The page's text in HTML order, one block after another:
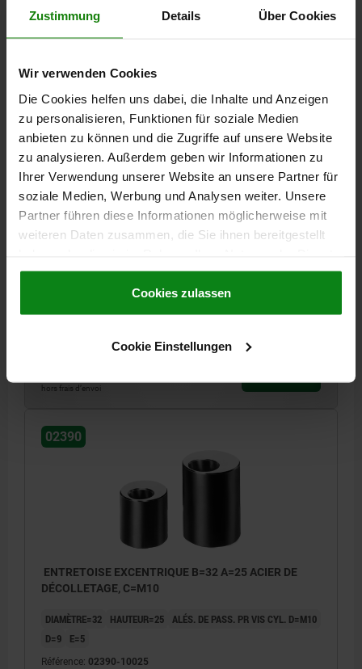
Zustimmung Details Über Cookies
Wir verwenden Cookies
Die Cookies helfen uns dabei, die Inhalte und Anzeigen
zu personalisieren, Funktionen für soziale Medien
anbieten zu können und die Zugriffe auf unsere Website
zu analysieren. Außerdem geben wir Informationen zu
Ihrer Verwendung unserer Website an unsere Partner für
soziale Medien, Werbung und Analysen weiter. Unsere
Partner führen diese Informationen möglicherweise mit
weiteren Daten zusammen, die Sie ihnen bereitgestellt
gesammelt haben.Cookie Richtlinien
Datenschutz|AGB
Cookies zulassen
Cookie Einstellungen
hors TVA
02390
ENTRETOISE EXCENTRIQUE B=32 A=20 ACIER DE
hors frais d’envoi
02390
ENTRETOISE EXCENTRIQUE B=32 A=25 ACIER DE
DÉCOLLETAGE, C=M10
DIAMÈTRE=32 HAUTEUR=25 ALÉS. DE PASS. PR VIS CYL. D=M10
D=9
E=5
Référence: 02390-10025